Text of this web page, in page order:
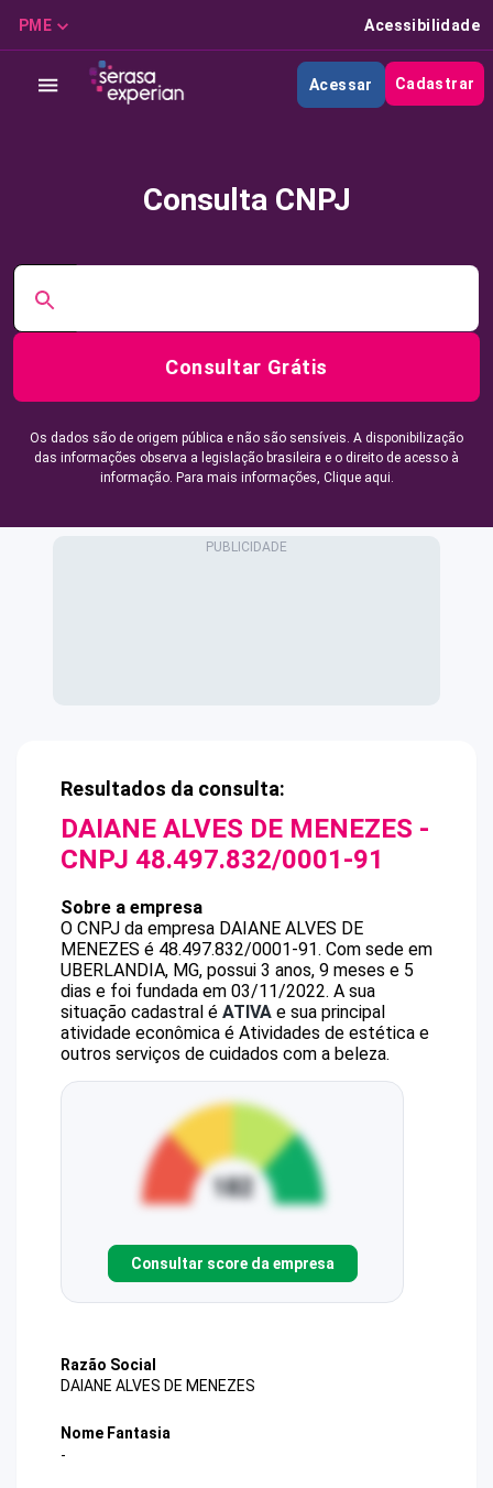
PME Acessibilidade
Acessar Cadastrar
Consulta CNPJ
Consultar Grátis
Os dados são de origem pública e não são sensíveis. A disponibilização
das informações observa a legislação brasileira e o direito de acesso à
informação. Para mais informações, Clique aqui.
Resultados da consulta:
DAIANE ALVES DE MENEZES -
CNPJ 48.497.832/0001-91
Sobre a empresa
O CNPJ da empresa DAIANE ALVES DE
MENEZES é 48.497.832/0001-91. Com sede em
UBERLANDIA, MG, possui 3 anos, 9 meses e 5
dias e foi fundada em 03/11/2022. A sua
situação cadastral é ATIVA e sua principal
atividade econômica é Atividades de estética e
outros serviços de cuidados com a beleza.
Consultar score da empresa
Razão Social
DAIANE ALVES DE MENEZES
Nome Fantasia
-